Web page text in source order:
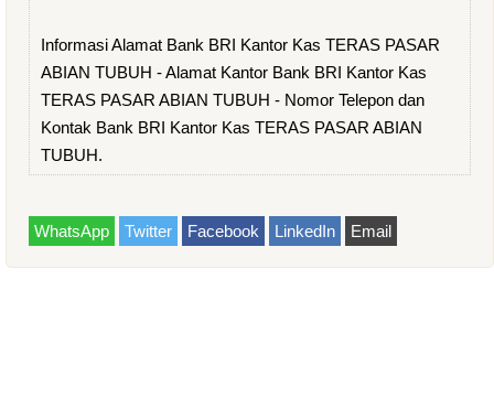
Informasi Alamat Bank BRI Kantor Kas TERAS PASAR
ABIAN TUBUH - Alamat Kantor Bank BRI Kantor Kas
TERAS PASAR ABIAN TUBUH - Nomor Telepon dan
Kontak Bank BRI Kantor Kas TERAS PASAR ABIAN
TUBUH.
WhatsApp Twitter Facebook LinkedIn Email